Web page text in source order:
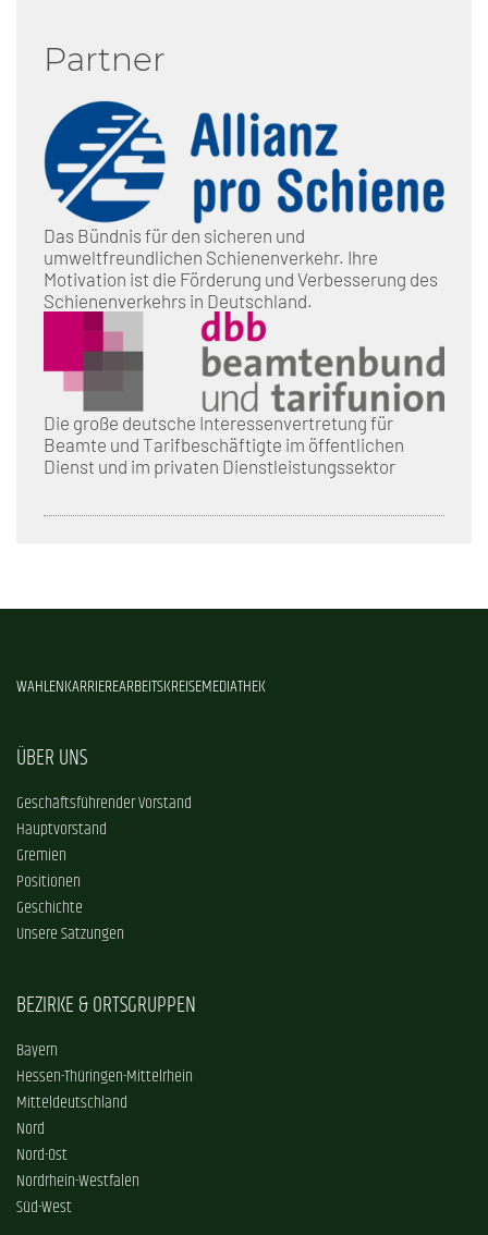
Partner
Das Bündnis für den sicheren und
umweltfreundlichen Schienenverkehr. Ihre
Motivation ist die Förderung und Verbesserung des
Schienenverkehrs in Deutschland.
Die große deutsche Interessenvertretung für
Beamte und Tarifbeschäftigte im öffentlichen
Dienst und im privaten Dienstleistungssektor
WAHLENKARRIEREARBEITSKREISEMEDIATHEK
ÜBER UNS
Geschäftsführender Vorstand
Hauptvorstand
Gremien
Positionen
Geschichte
Unsere Satzungen
BEZIRKE & ORTSGRUPPEN
Bayern
Hessen-Thüringen-Mittelrhein
Mitteldeutschland
Nord
Nord-Ost
Nordrhein-Westfalen
Süd-West